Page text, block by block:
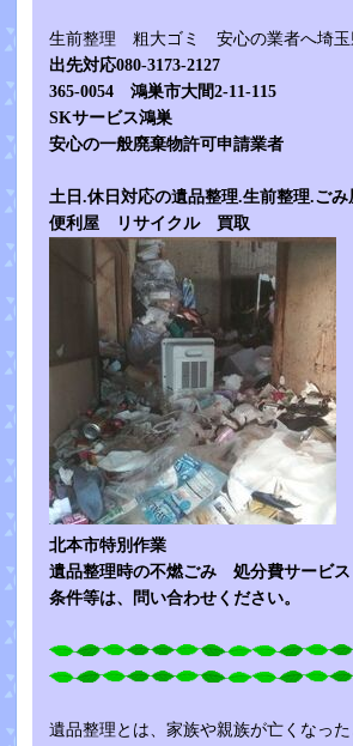
生前整理 粗大ゴミ 安心の業者へ埼玉
出先対応080-3173-2127
365-0054 鴻巣市大間2-11-115
SKサービス鴻巣
安心の一般廃棄物許可申請業者
土日.休日対応の遺品整理.生前整理.ごみ
便利屋 リサイクル 買取
北本市特別作業
遺品整理時の不燃ごみ 処分費サービ
条件等は、問い合わせください。
遺品整理とは、家族や親族が亡くなった